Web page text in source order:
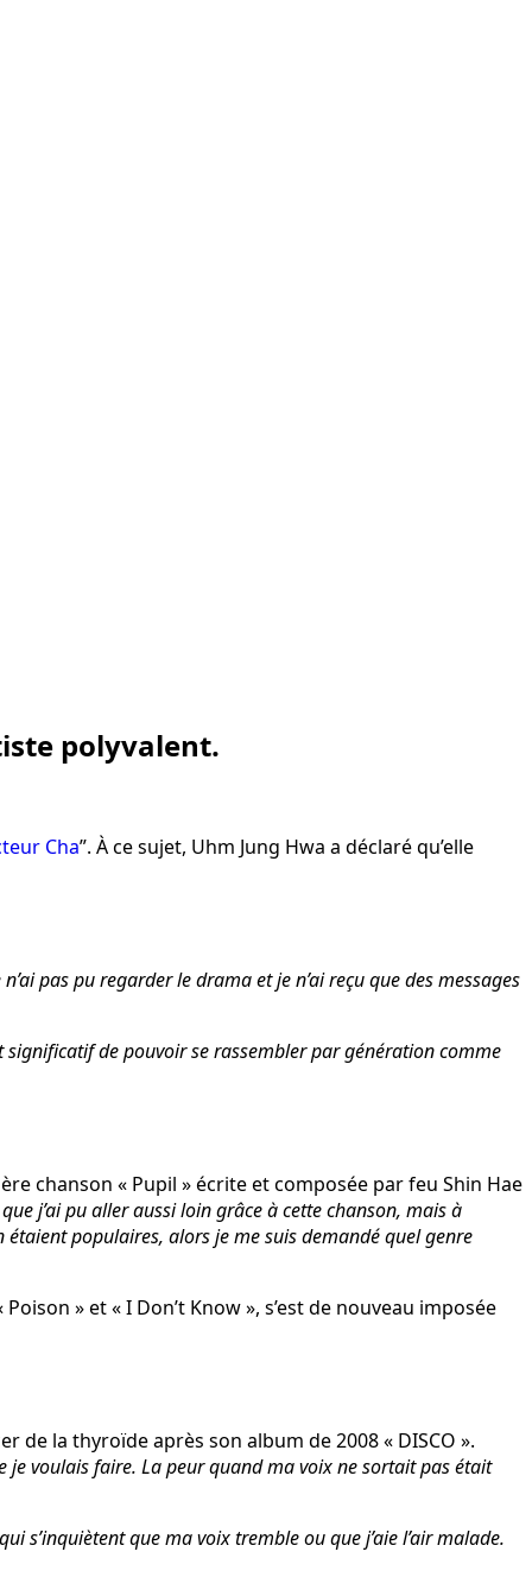
polyvalent.
Cha”. À ce sujet, Uhm Jung Hwa a déclaré qu’elle
pas pu regarder le drama et je n’ai reçu que des messages
significatif de pouvoir se rassembler par génération comme
chanson « Pupil » écrite et composée par feu Shin Hae
j’ai pu aller aussi loin grâce à cette chanson, mais à
étaient populaires, alors je me suis demandé quel genre
» et « I Don’t Know », s’est de nouveau imposée
de la thyroïde après son album de 2008 « DISCO ».
je voulais faire. La peur quand ma voix ne sortait pas était
s’inquiètent que ma voix tremble ou que j’aie l’air malade.